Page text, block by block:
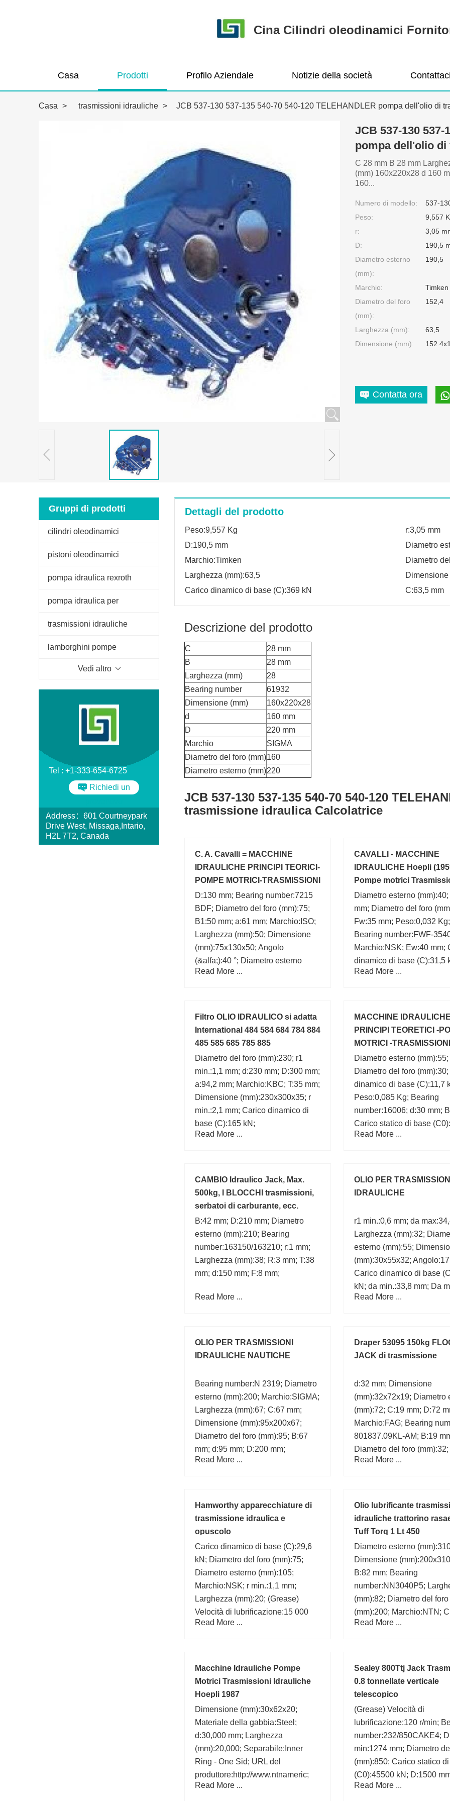
Cina Cilindri oleodinamici
Casa Prodotti Profilo Aziendale Notizie della società Contattaci
Casa > trasmissioni idrauliche > JCB 537-130 537-135 540-70 540-120 TELEHANDLER pompa dell'olio di
JCB 537-130 537-
pompa dell'olio
C 28 mm B 28 mm
(mm) 160x220x28 d 160
160...
Numero di modello:
537-
Peso:
9,557
r:
3,05
D:
190,5
Diametro esterno
(mm):
190,5
Marchio:
Timken
Diametro del foro
(mm):
152,4
Larghezza (mm):
63,5
Dimensione (mm):
Contatta ora
Gruppi di prodotti
cilindri oleodinamici
pistoni oleodinamici
pompa idraulica rexroth
pompa idraulica per
sollevatore trattore
trasmissioni idrauliche
lamborghini pompe
oleodinamiche
Vedi altro
Tel : +1-333-654-6725
Richiedi un
Address：601 Courtneypark
Drive West, Missaga,Intario,
H2L 7T2, Canada
Dettagli del prodotto
Peso:9,557 Kg
r:3,05 mm
D:190,5 mm
Diametro
Marchio:Timken
Diametro
Larghezza (mm):63,5
Carico dinamico di base (C):369 kN
C:63,5 mm
Descrizione del prodotto
C
28 mm
B
28 mm
Larghezza (mm)
28
Bearing number
61932
Dimensione (mm)
160x220x28
d
160 mm
D
220 mm
Marchio
SIGMA
Diametro del foro (mm)160
Diametro esterno (mm)220
JCB 537-130 537-135 540-70 540-120
trasmissione idraulica Calcolatrice
C. A. Cavalli = MACCHINE
IDRAULICHE PRINCIPI TEORICI-
POMPE MOTRICI-TRASMISSIONI
D:130 mm; Bearing number:7215
BDF; Diametro del foro (mm):75;
B1:50 mm; a:61 mm; Marchio:ISO;
Larghezza (mm):50; Dimensione
(mm):75x130x50; Angolo
(&alfa;):40 °; Diametro esterno
(mm):130;
Read More ...
CAVALLI - MACCHINE
IDRAULICHE Hoepli
Pompe motrici
Diametro esterno
mm; Diametro del foro
Fw:35 mm; Peso:0,032 Kg;
Bearing number:FWF-
Marchio:NSK; Ew:40 mm;
dinamico di base (C):31,5
Carico statico di base
Read More ...
Filtro OLIO IDRAULICO si adatta
International 484 584 684 784 884
485 585 685 785 885
Diametro del foro (mm):230; r1
min.:1,1 mm; d:230 mm; D:300 mm;
a:94,2 mm; Marchio:KBC; T:35 mm;
Dimensione (mm):230x300x35; r
min.:2,1 mm; Carico dinamico di
base (C):165 kN;
Read More ...
MACCHINE IDRAULICHE
PRINCIPI TEORETICI -
MOTRICI -
HOEPLI 1962
Diametro esterno (mm):55;
Diametro del foro
dinamico di base (C):11,7
Peso:0,085 Kg; Bearing
number:16006; d:30 mm;
Carico statico di base
(Grease) Velocità di
Read More ...
CAMBIO Idraulico Jack, Max.
500kg, I BLOCCHI trasmissioni,
serbatoi di carburante, ecc.
B:42 mm; D:210 mm; Diametro
esterno (mm):210; Bearing
number:163150/163210; r:1 mm;
Larghezza (mm):38; R:3 mm; T:38
mm; d:150 mm; F:8 mm;
Read More ...
OLIO PER TRASMISSIONI
IDRAULICHE
r1 min.:0,6 mm; da
Larghezza (mm):32;
esterno (mm):55;
(mm):30x55x32; Angolo:17
Carico dinamico di base
kN; da min.:33,8 mm; Da
mm; Marchio:SKF;
Read More ...
OLIO PER TRASMISSIONI
IDRAULICHE NAUTICHE
Bearing number:N 2319; Diametro
esterno (mm):200; Marchio:SIGMA;
Larghezza (mm):67; C:67 mm;
Dimensione (mm):95x200x67;
Diametro del foro (mm):95; B:67
mm; d:95 mm; D:200 mm;
Read More ...
Draper 53095 150kg
JACK di trasmissione
d:32 mm; Dimensione
(mm):32x72x19; Diametro
(mm):72; C:19 mm; D:72
Marchio:FAG; Bearing
801837.09KL-AM; B:19
Diametro del foro (mm):32;
Larghezza (mm):19;
Read More ...
Hamworthy apparecchiature di
trasmissione idraulica e
opuscolo
Carico dinamico di base (C):29,6
kN; Diametro del foro (mm):75;
Diametro esterno (mm):105;
Marchio:NSK; r min.:1,1 mm;
Larghezza (mm):20; (Grease)
Velocità di lubrificazione:15 000
r/min; D:115 mm; Carico statico di
Read More ...
Olio lubrificante
idrauliche trattorino
Tuff Torq 1 Lt 450
Diametro esterno
Dimensione
B:82 mm; Bearing
number:NN3040P5;
(mm):82; Diametro del foro
(mm):200; Marchio:NTN;
D:310 mm; d:200 mm;
Read More ...
Macchine Idrauliche Pompe
Motrici Trasmissioni Idrauliche
Hoepli 1987
Dimensione (mm):30x62x20;
Materiale della gabbia:Steel;
d:30,000 mm; Larghezza
(mm):20,000; Separabile:Inner
Ring - One Sid; URL del
produttore:http://www.ntnameric;
Classe di precisione:RBEC 1 | ISO
Read More ...
Sealey 800Ttj Jack
0.8 tonnellate verticale
telescopico
(Grease) Velocità di
lubrificazione:120 r/min;
number:232/850CAKE4;
min:1274 mm; Diametro
(mm):850; Carico statico
(C0):45500 kN; D:1500
max.:12 mm; Da max.:1436
Read More ...